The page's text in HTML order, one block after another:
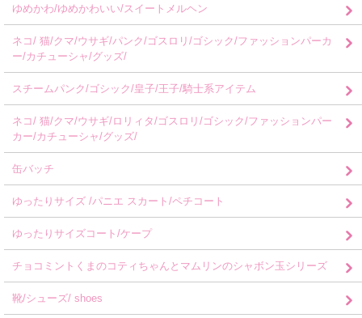
ゆめかわ/ゆめかわいい/スイートメルヘン
ネコ/ 猫/クマ/ウサギ/パンク/ゴスロリ/ゴシック/ファッションパーカ
ー/カチューシャ/グッズ/
スチームパンク/ゴシック/皇子/王子/騎士系アイテム
ネコ/ 猫/クマ/ウサギ/ロリィタ/ゴスロリ/ゴシック/ファッションパー
カー/カチューシャ/グッズ/
缶バッチ
ゆったりサイズ /パニエ スカート/ペチコート
ゆったりサイズコート/ケープ
チョコミントくまのコティちゃんとマムリンのシャボン玉シリーズ
靴/シューズ/ shoes